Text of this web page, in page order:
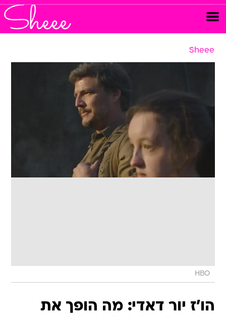
Sheee
HBO
הו'ז יור דאדי: מה הופך את